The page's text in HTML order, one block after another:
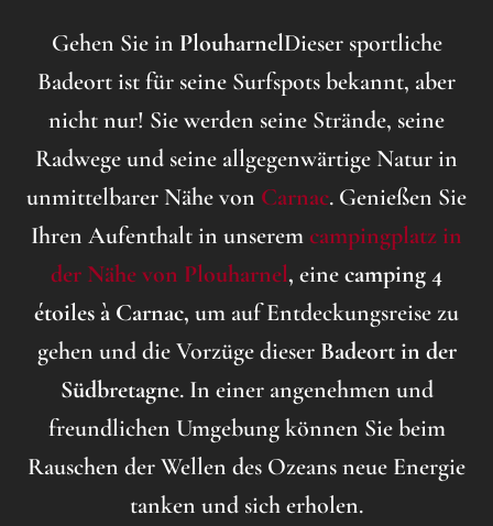
Gehen Sie in PlouharnelDieser sportliche
Badeort ist für seine Surfspots bekannt, aber
nicht nur! Sie werden seine Strände, seine
Radwege und seine allgegenwärtige Natur in
unmittelbarer Nähe von Carnac. Genießen Sie
Ihren Aufenthalt in unseremcampingplatz in
der Nähe von Plouharnel, einecamping 4
étoiles à Carnac, um auf Entdeckungsreise zu
gehen und die Vorzüge dieser Badeort in der
Südbretagne. In einer angenehmen und
freundlichen Umgebung können Sie beim
Rauschen der Wellen des Ozeans neue Energie
tanken und sich erholen.